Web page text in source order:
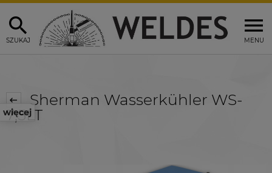
MENU
SZUKAJ
więcej
Sherman Wasserkühler WS-
7,5LT